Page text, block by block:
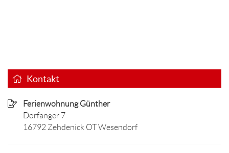
Kontakt
Ferienwohnung Günther
Dorfanger 7
16792 Zehdenick OT Wesendorf